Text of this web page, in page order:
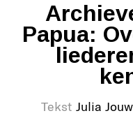
Papua:
Tekst Julia